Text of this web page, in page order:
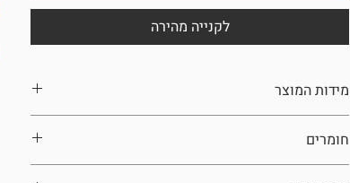
לקנייה מהירה
מידות המוצר
רוחב: 1.40 מטר
חומרים